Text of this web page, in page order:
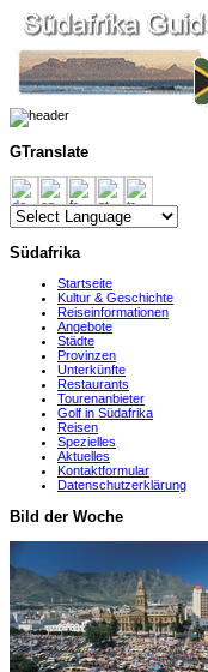
GTranslate
Südafrika
Startseite
Kultur & Geschichte
Reiseinformationen
Angebote
Städte
Provinzen
Unterkünfte
Restaurants
Tourenanbieter
Golf in Südafrika
Reisen
Spezielles
Aktuelles
Kontaktformular
Datenschutzerklärung
Bild der Woche